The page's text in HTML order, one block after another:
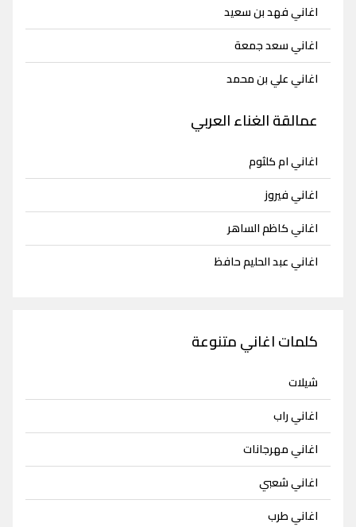
اغاني فهد بن سعيد
اغاني سعد جمعة
اغاني علي بن محمد
عمالقة الغناء العربي
اغاني ام كلثوم
اغاني فيروز
اغاني كاظم الساهر
اغاني عبد الحليم حافظ
كلمات اغاني متنوعة
شيلات
اغاني راب
اغاني مهرجانات
اغاني شعبي
اغاني طرب